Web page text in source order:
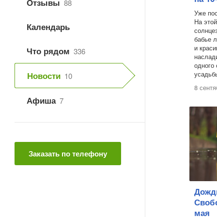
Отзывы 88
Календарь
Что рядом 336
Новости 10
Афиша 7
Заказать по телефону
Уже
На
бабье
и
одного
8
мая